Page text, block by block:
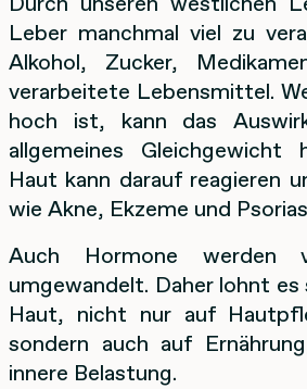
Leber manchmal viel zu
Alkohol, Zucker,
verarbeitete Lebensmittel.
hoch ist, kann das
allgemeines Gleichgewicht
Haut kann darauf reagieren
wie Akne, Ekzeme und
Auch Hormone werden
umgewandelt. Daher lohnt es
Haut, nicht nur auf
sondern auch auf
innere Belastung.